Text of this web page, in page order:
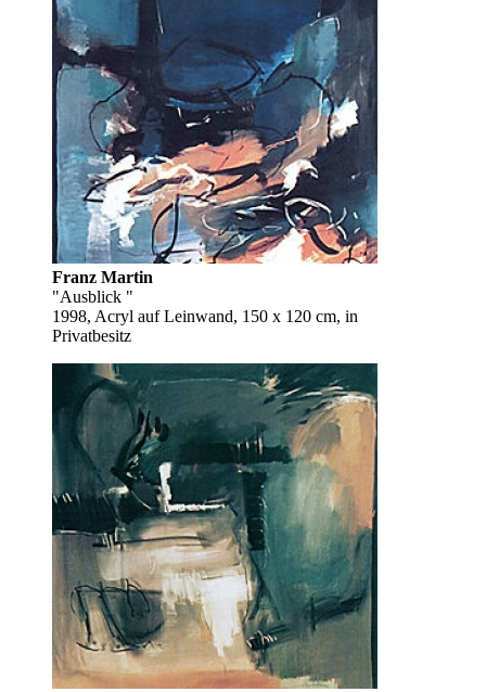
Franz Martin
"Ausblick "
1998, Acryl auf Leinwand, 150 x 120 cm, in
Privatbesitz